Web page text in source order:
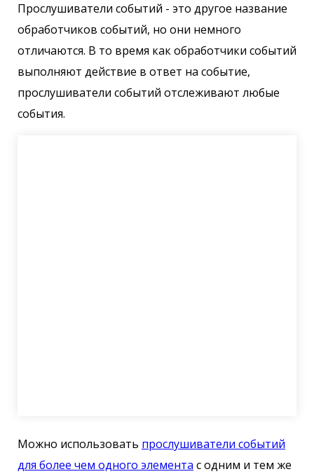
Прослушиватели событий - это другое название
обработчиков событий, но они немного
отличаются. В то время как обработчики событий
выполняют действие в ответ на событие,
прослушиватели событий отслеживают любые
события.
Можно использовать прослушиватели событий
для более чем одного элемента с одним и тем же